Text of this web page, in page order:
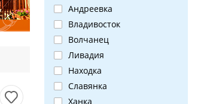
Андреевка
Владивосток
Волчанец
Ливадия
Находка
Славянка
Ханка